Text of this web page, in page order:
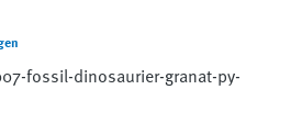
fossil-dinosaurier-granat-py-